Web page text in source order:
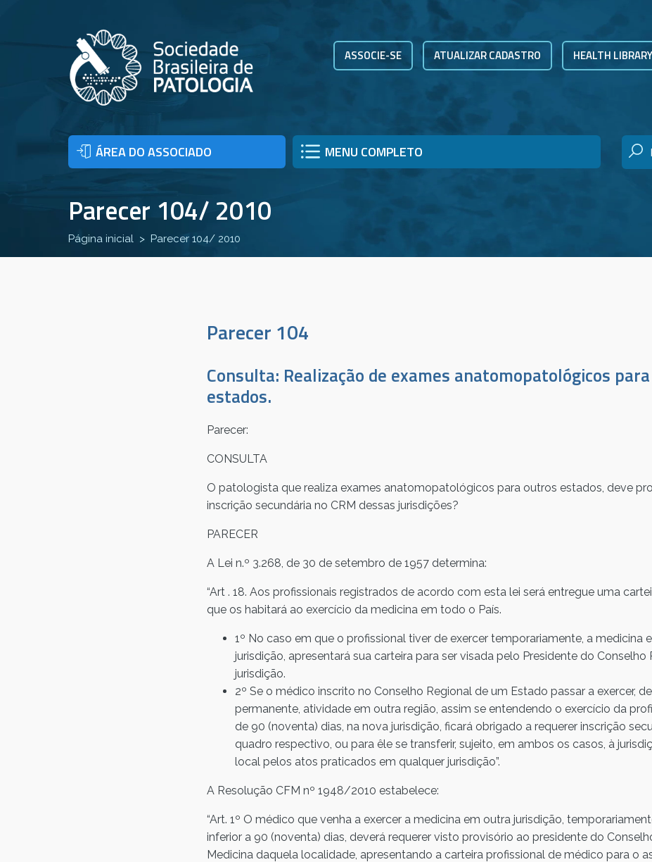
ASSOCIE-SE ATUALIZAR CADASTRO HEALTH LIBRARY
ÁREA DO ASSOCIADO MENU COMPLETO
Parecer 104/ 2010
Página inicial Parecer 104/ 2010
Parecer 104
Consulta: Realização de exames anatomopatológicos
estados.
Parecer:
CONSULTA
O patologista que realiza exames anatomopatológicos para outros estados, deve
inscrição secundária no CRM dessas jurisdições?
PARECER
A Lei n.º 3.268, de 30 de setembro de 1957 determina:
“Art . 18. Aos profissionais registrados de acordo com esta lei será entregue uma
que os habitará ao exercício da medicina em todo o País.
1º No caso em que o profissional tiver de exercer temporariamente, a medicina
jurisdição, apresentará sua carteira para ser visada pelo Presidente do Conselho
jurisdição.
2º Se o médico inscrito no Conselho Regional de um Estado passar a exercer,
permanente, atividade em outra região, assim se entendendo o exercício da
de 90 (noventa) dias, na nova jurisdição, ficará obrigado a requerer inscrição
quadro respectivo, ou para êle se transferir, sujeito, em ambos os casos, à
local pelos atos praticados em qualquer jurisdição”.
A Resolução CFM nº 1948/2010 estabelece:
“Art. 1º O médico que venha a exercer a medicina em outra jurisdição,
inferior a 90 (noventa) dias, deverá requerer visto provisório ao presidente do
Medicina daquela localidade, apresentando a carteira profissional de médico para o